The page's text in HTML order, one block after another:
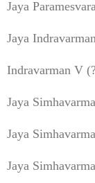
Jaya
Jaya
Indravarman V
Jaya
Jaya
Jaya